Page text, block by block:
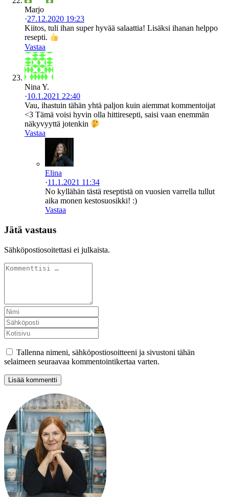
Marjo
·27.12.2020 19:23
Kiitos, tuli ihan super hyvää salaattia! Lisäksi ihanan helppo
resepti.
Vastaa
Nina Y.
·10.1.2021 22:40
Vau, ihastuin tähän yhtä paljon kuin aiemmat kommentoijat
<3 Tämä voisi hyvin olla hittiresepti, saisi vaan enemmän
näkyvyyttä jotenkin
Vastaa
Elina
·11.1.2021 11:34
No kyllähän tästä reseptistä on vuosien varrella tullut
aika monen kestosuosikki! :)
Vastaa
Jätä vastaus
Sähköpostiosoitettasi ei julkaista.
Tallenna nimeni, sähköpostiosoitteeni ja sivustoni tähän
selaimeen seuraavaa kommentointikertaa varten.